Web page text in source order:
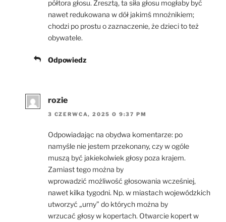
półtora głosu. Zresztą, ta siła głosu mogłaby być
nawet redukowana w dół jakimś mnożnikiem;
chodzi po prostu o zaznaczenie, że dzieci to też
obywatele.
Odpowiedz
rozie
3 CZERWCA, 2025 O 9:37 PM
Odpowiadając na obydwa komentarze: po
namyśle nie jestem przekonany, czy w ogóle
muszą być jakiekolwiek głosy poza krajem.
Zamiast tego można by
wprowadzić możliwość głosowania wcześniej,
nawet kilka tygodni. Np. w miastach wojewódzkich
utworzyć „urny” do których można by
wrzucać głosy w kopertach. Otwarcie kopert w